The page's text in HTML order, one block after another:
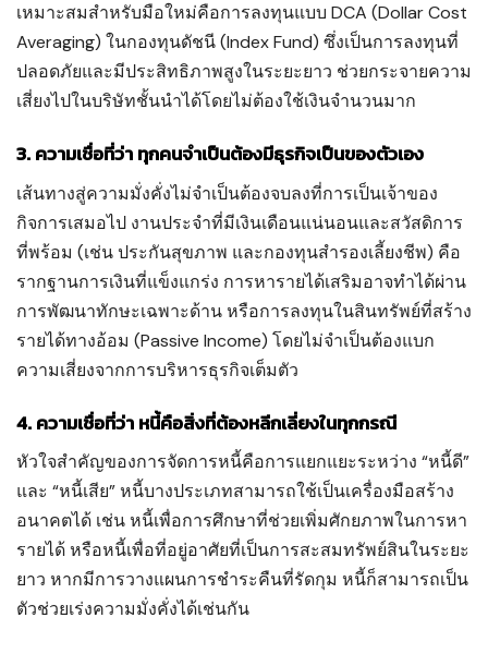
เหมาะสมสำหรับมือใหม่คือการลงทุนแบบ DCA (Dollar Cost
Averaging) ในกองทุนดัชนี (Index Fund) ซึ่งเป็นการลงทุนที่
ปลอดภัยและมีประสิทธิภาพสูงในระยะยาว ช่วยกระจายความ
เสี่ยงไปในบริษัทชั้นนำได้โดยไม่ต้องใช้เงินจำนวนมาก
3. ความเชื่อที่ว่า ทุกคนจำเป็นต้องมีธุรกิจเป็นของตัวเอง
เส้นทางสู่ความมั่งคั่งไม่จำเป็นต้องจบลงที่การเป็นเจ้าของ
กิจการเสมอไป งานประจำที่มีเงินเดือนแน่นอนและสวัสดิการ
ที่พร้อม (เช่น ประกันสุขภาพ และกองทุนสำรองเลี้ยงชีพ) คือ
รากฐานการเงินที่แข็งแกร่ง การหารายได้เสริมอาจทำได้ผ่าน
การพัฒนาทักษะเฉพาะด้าน หรือการลงทุนในสินทรัพย์ที่สร้าง
รายได้ทางอ้อม (Passive Income) โดยไม่จำเป็นต้องแบก
ความเสี่ยงจากการบริหารธุรกิจเต็มตัว
4. ความเชื่อที่ว่า หนี้คือสิ่งที่ต้องหลีกเลี่ยงในทุกกรณี
หัวใจสำคัญของการจัดการหนี้คือการแยกแยะระหว่าง “หนี้ดี”
และ “หนี้เสีย” หนี้บางประเภทสามารถใช้เป็นเครื่องมือสร้าง
อนาคตได้ เช่น หนี้เพื่อการศึกษาที่ช่วยเพิ่มศักยภาพในการหา
รายได้ หรือหนี้เพื่อที่อยู่อาศัยที่เป็นการสะสมทรัพย์สินในระยะ
ยาว หากมีการวางแผนการชำระคืนที่รัดกุม หนี้ก็สามารถเป็น
ตัวช่วยเร่งความมั่งคั่งได้เช่นกัน